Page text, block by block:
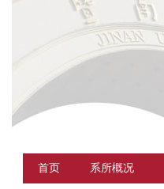
首页 系所概况